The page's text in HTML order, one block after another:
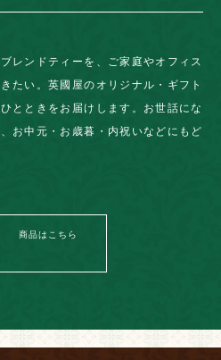
レンドティーを、ご家庭やオフィス
たい。英國屋のオリジナル・ギフト
とときをお届けします。お世話にな
お中元・お歳暮・内祝いなどにもど
商品はこちら